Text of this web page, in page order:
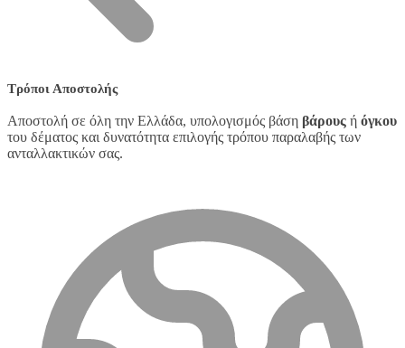
Τρόποι Αποστολής
Αποστολή σε όλη την Ελλάδα, υπολογισμός βάση βάρους ή όγκου
του δέματος και δυνατότητα επιλογής τρόπου παραλαβής των
ανταλλακτικών σας.